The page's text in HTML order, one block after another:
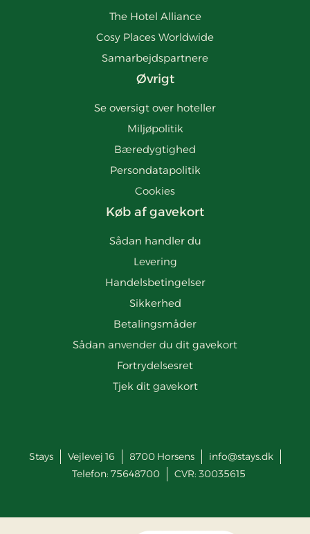
The Hotel Alliance
Cosy Places Worldwide
Samarbejdspartnere
Øvrigt
Se oversigt over hoteller
Miljøpolitik
Bæredygtighed
Persondatapolitik
Cookies
Køb af gavekort
Sådan handler du
Levering
Handelsbetingelser
Sikkerhed
Betalingsmåder
Sådan anvender du dit gavekort
Fortrydelsesret
Tjek dit gavekort
Stays Vejlevej 16 8700 Horsens
info@stays.dk
Telefon: 75648700 CVR: 30035615